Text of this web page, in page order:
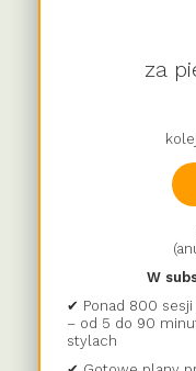
za
W
✔ Ponad 800
– od 5 do 90
stylach